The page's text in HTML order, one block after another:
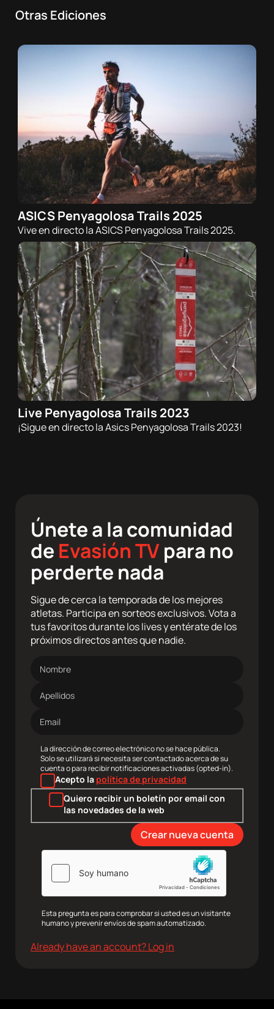
Otras Ediciones
12/04/2025 - 08:00h
Trail
ASICS Penyagolosa Trails 2025
Vive en directo la ASICS Penyagolosa Trails 2025.
22/04/2023 - 00:00h
Trail
Live Penyagolosa Trails 2023
¡Sigue en directo la Asics Penyagolosa Trails 2023!
Únete a la comunidad
de Evasión TVpara no
perderte nada
Sigue de cerca la temporada de los mejores
atletas. Participa en sorteos exclusivos. Vota a
tus favoritos durante los lives y entérate de los
próximos directos antes que nadie.
de
electrónico
La dirección de correo electrónico no se hace pública.
Solo se utilizará si necesita ser contactado acerca de su
cuenta o para recibir notificaciones activadas (opted-in).
Acepto la política de privacidad
Quiero recibir un boletín por email con
las novedades de la web
Esta pregunta es para comprobar si usted es un visitante
humano y prevenir envíos de spam automatizado.
Already have an account? Log in
Youtube